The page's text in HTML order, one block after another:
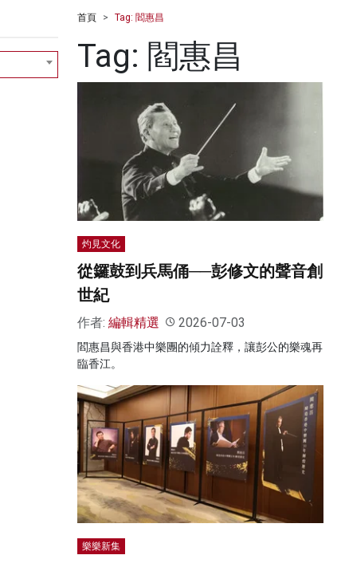
首頁 Tag: 閻惠昌
Tag: 閻惠昌
灼見文化
從鑼鼓到兵馬俑──彭修文的聲音創
世紀
作者: 編輯精選 2026-07-03
閻惠昌與香港中樂團的傾力詮釋，讓彭公的樂魂再
臨香江。
樂樂新集